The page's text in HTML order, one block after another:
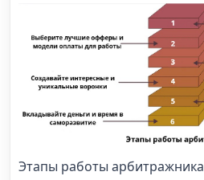
Этапы работы арбитражника